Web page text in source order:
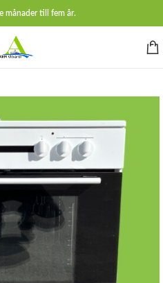
månader till fem år.